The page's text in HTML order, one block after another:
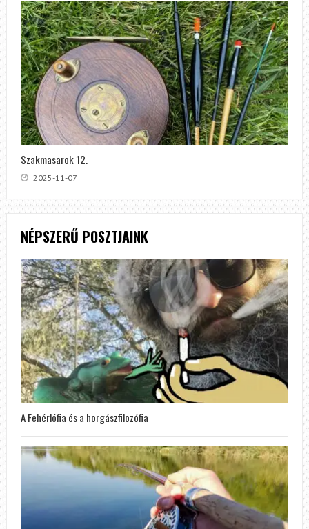
Szakmasarok 12.
2025-11-07
NÉPSZERŰ POSZTJAINK
A Fehérlófia és a horgászfilozófia